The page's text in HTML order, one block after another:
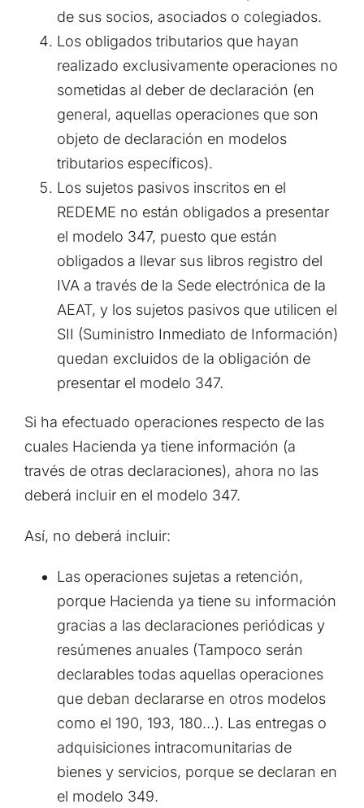
de sus socios, asociados o colegiados.
Los obligados tributarios que hayan
realizado exclusivamente operaciones no
sometidas al deber de declaración (en
general, aquellas operaciones que son
objeto de declaración en modelos
tributarios específicos).
Los sujetos pasivos inscritos en el
REDEME no están obligados a presentar
el modelo 347, puesto que están
obligados a llevar sus libros registro del
IVA a través de la Sede electrónica de la
AEAT, y los sujetos pasivos que utilicen el
SII (Suministro Inmediato de Información)
quedan excluidos de la obligación de
presentar el modelo 347.
Si ha efectuado operaciones respecto de las
cuales Hacienda ya tiene información (a
través de otras declaraciones), ahora no las
deberá incluir en el modelo 347.
Así, no deberá incluir:
Las operaciones sujetas a retención,
porque Hacienda ya tiene su información
gracias a las declaraciones periódicas y
resúmenes anuales (Tampoco serán
declarables todas aquellas operaciones
que deban declararse en otros modelos
como el 190, 193, 180…). Las entregas o
adquisiciones intracomunitarias de
bienes y servicios, porque se declaran en
el modelo 349.